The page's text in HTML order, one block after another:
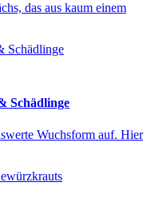
das aus kaum einem
Schädlinge
Wuchsform auf. Hier